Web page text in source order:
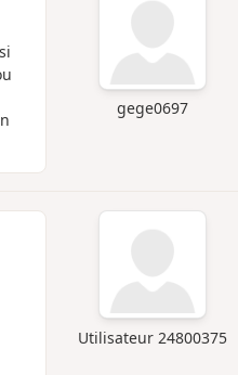
gege0697
Utilisateur 24800375